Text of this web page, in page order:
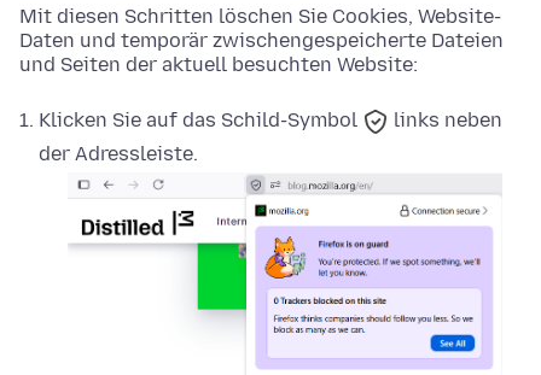
Mit diesen Schritten löschen Sie Cookies, Website-
Daten und temporär zwischengespeicherte Dateien
und Seiten der aktuell besuchten Website:
Klicken Sie auf das Schild-Symbol
links neben
der Adressleiste.